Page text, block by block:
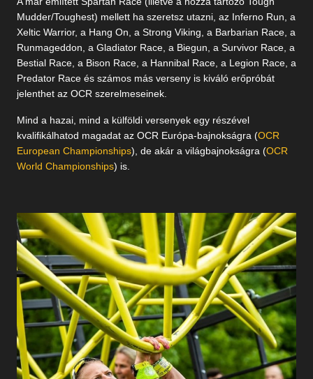
Mudder/Toughest) mellett ha szeretsz utazni, az Inferno Run, a
Xeltic Warrior, a Hang On, a Strong Viking, a Barbarian Race, a
Runmageddon, a Gladiator Race, a Biegun, a Survivor Race, a
Bestial Race, a Bison Race, a Hannibal Race, a Legion Race, a
Predator Race és számos más verseny is kiváló erőpróbát
jelenthet az OCR szerelmeseinek.
Mind a hazai, mind a külföldi versenyek egy részével
kvalifikálhatod magadat az OCR Európa-bajnokságra (OCR
European Championships), de akár a világbajnokságra (OCR
World Championships) is.